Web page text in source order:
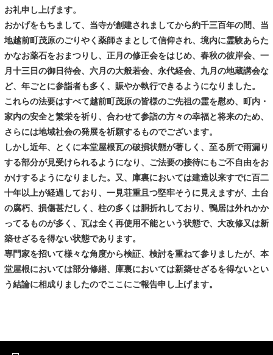
お礼申し上げます。
おかげをもちまして、当寺が創建されましてから約千三百年の間、当
地越前町茂原のごりやく薬師さまとして信仰され、境内に霊験あらた
かなお薬石をおまつりし、正月の修正会をはじめ、春秋の彼岸会、一
月十三日の御日待会、六月の大般若会、永代経会、九月の地蔵講会な
ど、年ごとに参詣者も多く、賑やか執行できるようになりました。
これらの法要はすべて越前町茂原の皆様のご先祖の霊を慰め、町内・
家内の安全と繁栄を祈り、合わせて参詣の方々の幸福と将来のため、
さらには地域社会の発展を祈願するものでございます。
しかし近年、とくに本堂屋根瓦の破損状態が著しく、至る所で雨漏り
する部分が見受けられるようになり、ご法要の接待にもご不自由をお
かけするようになりました。又、庫裏においては建造以来すでに百二
十年以上が経過しており、一見荘重且つ堅牢そうに見えますが、土台
の腐朽、損傷甚だしく、柱の多くは胴折れしており、鴨居は外れかか
ってるものが多く、瓦は全く再使用不能という状態で、大改修又は新
築せざるを得ない状態であります。
専門家を招いて様々な角度から検証、検討を重ねて参りましたが、本
堂屋根においては部分修繕、庫裏においては新築せざるを得ないとい
う結論に相成りましたのでここにご報告申し上げます。